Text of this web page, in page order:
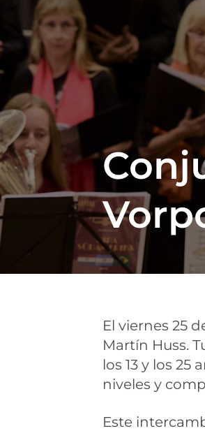
El viernes 25
Martín Huss.
los 13 y los
niveles y
Este